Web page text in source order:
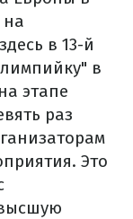
на
в 13-й
в
этапе
раз
Это